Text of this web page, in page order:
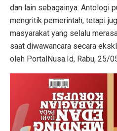
dan lain sebagainya. Antologi
mengritik pemerintah, tetapi
masyarakat yang selalu
saat diwawancara secara
oleh PortalNusa.Id, Rabu, 25/